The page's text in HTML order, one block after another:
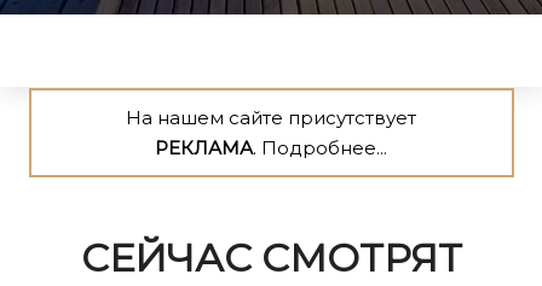
На нашем сайте присутствует
РЕКЛАМА. Подробнее...
СЕЙЧАС СМОТРЯТ